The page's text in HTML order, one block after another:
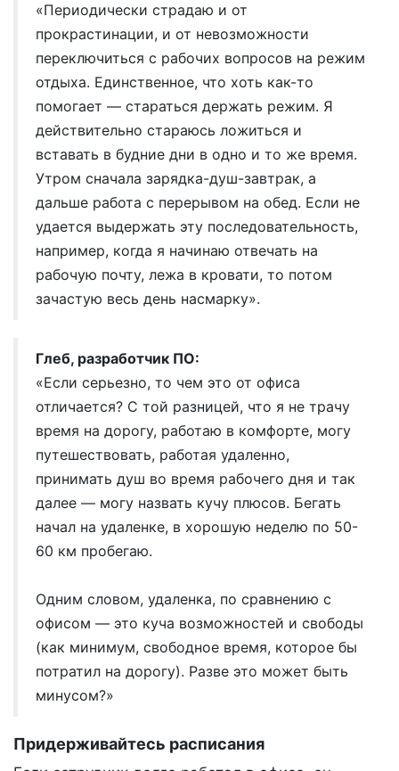
«Периодически страдаю и от
прокрастинации, и от невозможности
переключиться с рабочих вопросов на режим
отдыха. Единственное, что хоть как-то
помогает — стараться держать режим. Я
действительно стараюсь ложиться и
вставать в будние дни в одно и то же время.
Утром сначала зарядка-душ-завтрак, а
дальше работа с перерывом на обед. Если не
удается выдержать эту последовательность,
например, когда я начинаю отвечать на
рабочую почту, лежа в кровати, то потом
зачастую весь день насмарку».
Глеб, разработчик ПО:
«Если серьезно, то чем это от офиса
отличается? С той разницей, что я не трачу
время на дорогу, работаю в комфорте, могу
путешествовать, работая удаленно,
принимать душ во время рабочего дня и так
далее — могу назвать кучу плюсов. Бегать
начал на удаленке, в хорошую неделю по 50-
60 км пробегаю.
Одним словом, удаленка, по сравнению с
офисом — это куча возможностей и свободы
(как минимум, свободное время, которое бы
потратил на дорогу). Разве это может быть
минусом?»
Придерживайтесь расписания